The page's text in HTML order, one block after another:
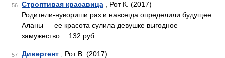
56 Строптивая красавица , Рот К. (2017)
Родители-нувориши раз и навсегда определили будущее
Аланы — ее красота сулила девушке выгодное
замужество… 132 руб
57 Дивергент , Рот В. (2017)